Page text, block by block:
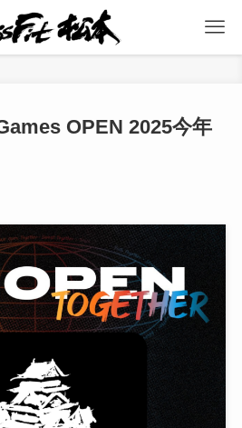
OPEN 2025今年